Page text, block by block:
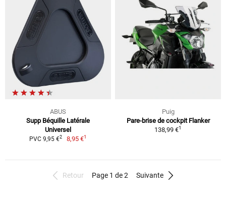
ABUS
Supp Béquille Latérale
Universel
PVC 9,95 €2 8,95 €1
Puig
Pare-brise de cockpit Flanker
138,99 €1
Retour Page 1 de 2 Suivante